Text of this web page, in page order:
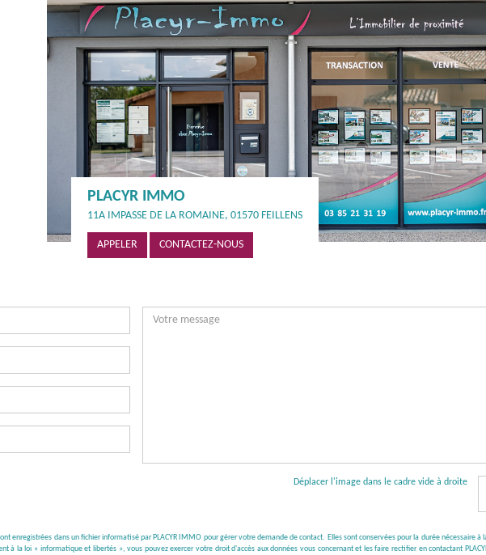
PLACYR IMMO
11A IMPASSE DE LA ROMAINE, 01570 FEILLENS
APPELER CONTACTEZ-NOUS
Déplacer l'image dans le cadre vide à droite
enregistrées dans un fichier informatisé par PLACYR IMMO pour gérer votre demande de contact. Elles sont conservées pour la durée nécessaire
à la loi « informatique et libertés », vous pouvez exercer votre droit d'accès aux données vous concernant et les faire rectifier en contactant